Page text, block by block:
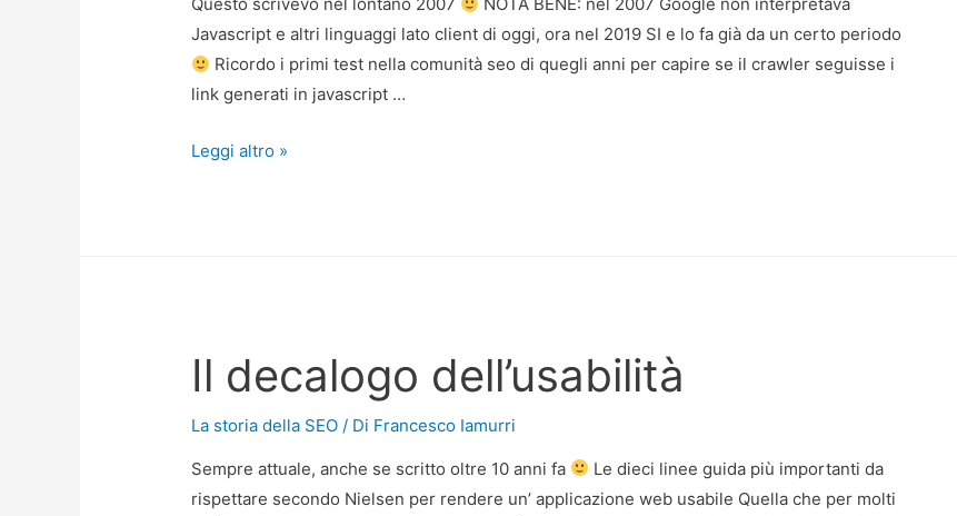
Questo scrivevo nel lontano 2007
NOTA BENE: nel 2007 Google non interpretava
Javascript e altri linguaggi lato client di oggi, ora nel 2019 SI e lo fa già da un certo periodo
Ricordo i primi test nella comunità seo di quegli anni per capire se il crawler seguisse i
link generati in javascript …
Come
Leggi altro »
Il decalogo dell’usabilità
La storia della SEO / Di Francesco Iamurri
Sempre attuale, anche se scritto oltre 10 anni fa
Le dieci linee guida più importanti da
rispettare secondo Nielsen per rendere un’ applicazione web usabile Quella che per molti